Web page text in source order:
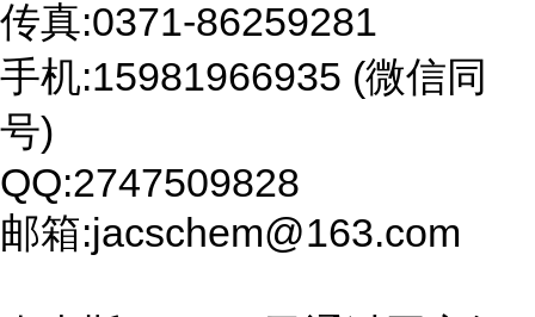
传真:0371-86259281
手机:15981966935 (微信同
号)
QQ:2747509828
邮箱:jacschem@163.com